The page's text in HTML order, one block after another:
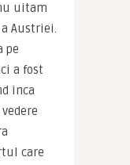
uitam
Austriei.
pe
a fost
inca
care